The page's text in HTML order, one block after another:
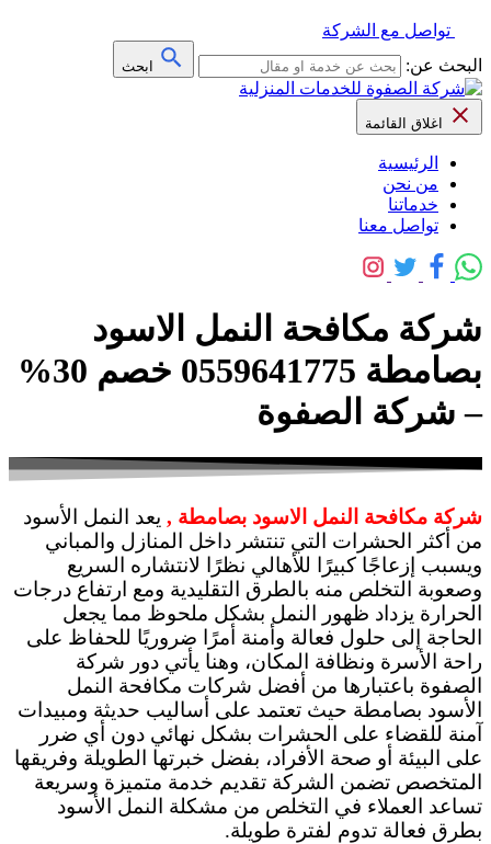
تواصل مع الشركة
البحث عن:
ابحث
اغلاق القائمة
الرئيسية
من نحن
خدماتنا
تواصل معنا
شركة مكافحة النمل الاسود
بصامطة 0559641775 خصم 30%
– شركة الصفوة
شركة مكافحة النمل الاسود بصامطة , يعد النمل الأسود
من أكثر الحشرات التي تنتشر داخل المنازل والمباني
ويسبب إزعاجًا كبيرًا للأهالي نظرًا لانتشاره السريع
وصعوبة التخلص منه بالطرق التقليدية ومع ارتفاع درجات
الحرارة يزداد ظهور النمل بشكل ملحوظ مما يجعل
الحاجة إلى حلول فعالة وأمنة أمرًا ضروريًا للحفاظ على
راحة الأسرة ونظافة المكان، وهنا يأتي دور شركة
الصفوة باعتبارها من أفضل شركات مكافحة النمل
الأسود بصامطة حيث تعتمد على أساليب حديثة ومبيدات
آمنة للقضاء على الحشرات بشكل نهائي دون أي ضرر
على البيئة أو صحة الأفراد، بفضل خبرتها الطويلة وفريقها
المتخصص تضمن الشركة تقديم خدمة متميزة وسريعة
تساعد العملاء في التخلص من مشكلة النمل الأسود
بطرق فعالة تدوم لفترة طويلة.